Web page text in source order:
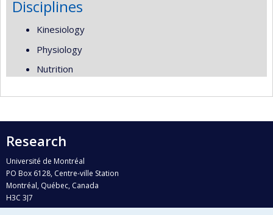
Disciplines
Kinesiology
Physiology
Nutrition
Research
Université de Montréal
PO Box 6128, Centre-ville Station
Montréal, Québec, Canada
H3C 3J7